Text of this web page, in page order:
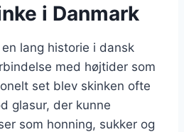
i Danmark
lang historie i dansk
med højtider som
set blev skinken ofte
glasur, der kunne
som honning, sukker og